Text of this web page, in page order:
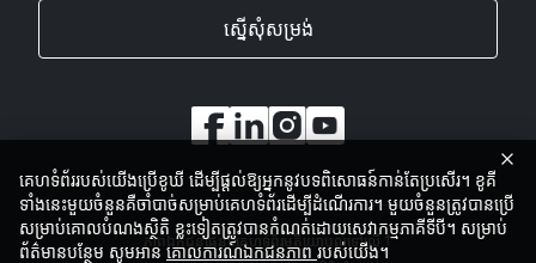
ស្នើសុំសម្រង់
ភាពឯកជនផែនទីគេហទំព័រមតិយោបល់ទៅលើ
គេហទំព័ររបស់យើងប្រើខូឃី ដើម្បីផ្តល់ឱ្យអ្នកនូវបទពិសោធន៍កាន់តែប្រសើរ។ ខូគី
ទាំងនេះមួយចំនួនគឺចាំបាច់សម្រាប់គេហទំព័រដើម្បីដំណើរការ។ មួយចំនួនត្រូវបានប្រើ
សម្រាប់គោលបំណងស្ថិតិ ខ្លះទៀតត្រូវបានកំណត់ដោយសេវាកម្មភាគីទីបី។ សម្រាប់
ព័ត៌មានបន្ថែម សូមអាន គោលការណ៍ឯកជនភាពរបស់យើង។